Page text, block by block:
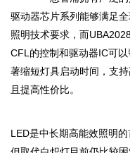
驱动器芯片系列能够满足
照明技术要求，而
CFL的控制和驱动器IC可
著缩短灯具启动时间，支
且提高性价比。
LED是中长期高能效照明